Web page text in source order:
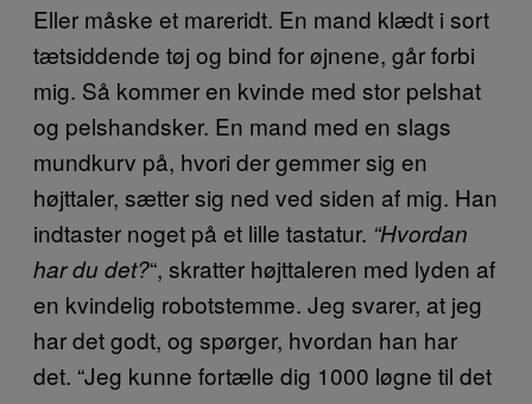
Eller måske et mareridt. En mand klædt i sort
tætsiddende tøj og bind for øjnene, går forbi
mig. Så kommer en kvinde med stor pelshat
og pelshandsker. En mand med en slags
mundkurv på, hvori der gemmer sig en
højttaler, sætter sig ned ved siden af mig. Han
indtaster noget på et lille tastatur. “Hvordan
har du det?“, skratter højttaleren med lyden af
en kvindelig robotstemme. Jeg svarer, at jeg
har det godt, og spørger, hvordan han har
det. “Jeg kunne fortælle dig 1000 løgne til det